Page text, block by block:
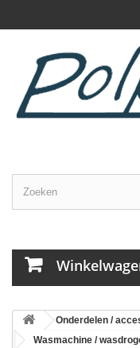
Onderdelen /
Wasmachine /